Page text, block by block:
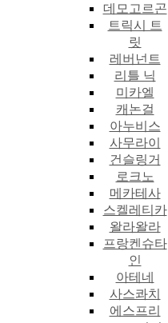
데모고르곤
트릭시 트
릿
레버넌트
리틀 닉
미카엘
캐논걸
아누비스
사무라이
건슬링거
로크노
메카테사
스켈레티카
왈라왈라
프랑켄슈타
인
아테네
사스콰치
에스프리